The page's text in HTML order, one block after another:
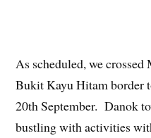
As scheduled, we
Bukit Kayu Hitam border
20th September. Danok
bustling with activities